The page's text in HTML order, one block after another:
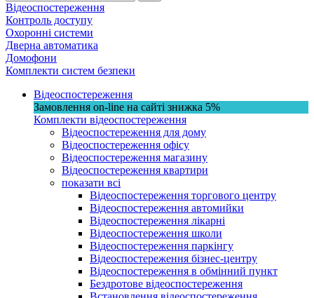
Відеоспостереження
Контроль доступу
Охоронні системи
Дверна автоматика
Домофони
Комплекти систем безпеки
Відеоспостереження
Замовлення on-line на сайті знижка 5%
Комплекти відеоспостереження
Відеоспостереження для дому
Відеоспостереження офісу
Відеоспостереження магазину
Відеоспостереження квартири
показати всі
Відеоспостереження торгового центру
Відеоспостереження автомийки
Відеоспостереження лікарні
Відеоспостереження школи
Відеоспостереження паркінгу
Відеоспостереження бізнес-центру
Відеоспостереження в обмінний пункт
Бездротове відеоспостереження